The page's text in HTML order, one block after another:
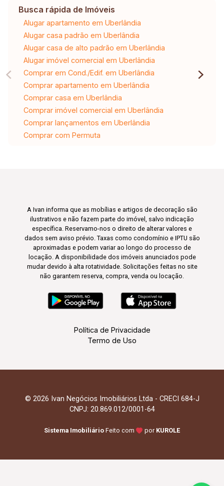
Busca rápida de Imóveis
Alugar apartamento em Uberlândia
Alugar casa padrão em Uberlândia
Alugar casa de alto padrão em Uberlândia
Alugar imóvel comercial em Uberlândia
Comprar em Cond./Edif. em Uberlândia
Comprar apartamento em Uberlândia
Comprar casa em Uberlândia
Comprar imóvel comercial em Uberlândia
Comprar lançamentos em Uberlândia
Comprar com Permuta
A Ivan informa que as mobílias e artigos de decoração são
ilustrativos e não fazem parte do imóvel, salvo indicação
específica. Reservamo-nos o direito de alterar valores e
dados sem aviso prévio. Taxas como condomínio e IPTU são
aproximadas e podem variar ao longo do processo de
locação. A disponibilidade dos imóveis anunciados pode
mudar devido à alta rotatividade. Solicitações feitas no site
não garantem reserva, compra, venda ou locação.
Política de Privacidade
Termo de Uso
© 2026 Ivan Negócios Imobiliários Ltda - CRECI 684-J
CNPJ: 20.869.012/0001-64
Sistema Imobiliário Feito com por KUROLE